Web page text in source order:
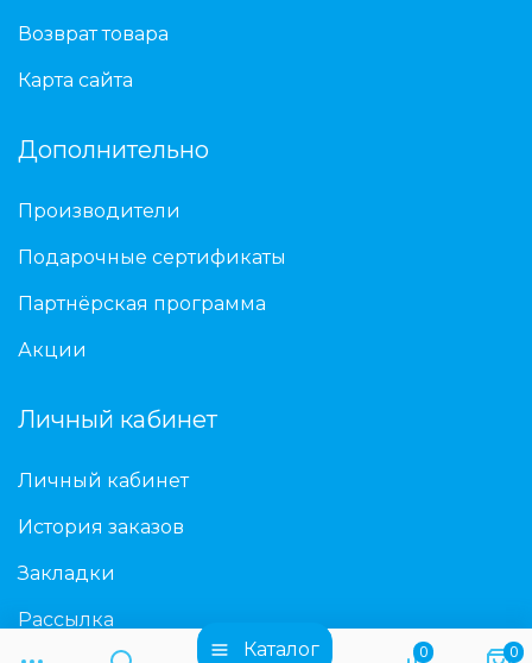
Каталог 0 0
Возврат товара
Карта сайта
Дополнительно
Производители
Подарочные сертификаты
Партнёрская программа
Акции
Личный кабинет
Личный кабинет
История заказов
Закладки
Рассылка